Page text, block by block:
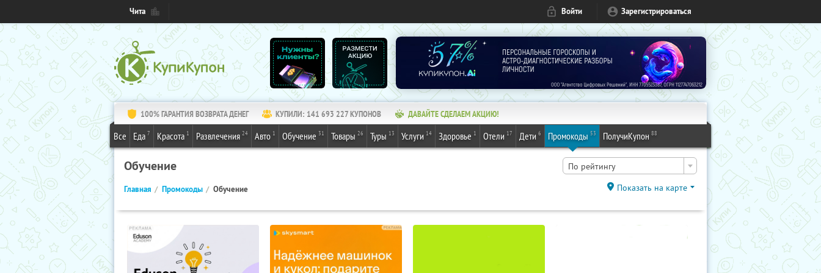
Чита Войти Зарегистрироваться
100% ГАРАНТИЯ ВОЗВРАТА ДЕНЕГ КУПИЛИ: 141 693 227КУПОНОВ ДАВАЙТЕ СДЕЛАЕМ АКЦИЮ!
Все Еда 7 Красота 1 Развлечения 24 Авто 1 Обучение 31 Товары 26 Туры 13 Услуги 14 Здоровье 1 Отели 17 Дети 6 Промокоды 53 ПолучиКупон 88
Обучение По рейтингу
Главная Промокоды Обучение Показать на карте